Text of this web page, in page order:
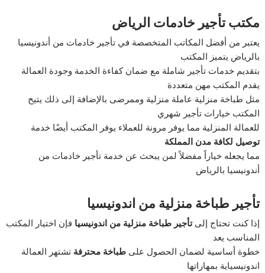
مكتب تأجير خادمات الرياض
يعتبر من أفضل المكاتب المتخصصة في تأجير خادمات من أندونيسيا
بالرياض يتميز المكتب
بتقديم خدمات تأجير شاملة مع ضمان كفاءة الخدمة وجودة العمالة
يقدم المكتب مهن متعددة
مثل طباخة منزلية عاملة منزلية وممرضى بالإضافة إلى ذلك يتيح
المكتب خيارات تأجير شهري
للعمالة المنزلية مما يوفر مرونة للعملاء يوفر المكتب أيضًا خدمة
توصيل لكافة مدن المملكة
مما يجعله خياراً مفضلاً لمن يبحث عن خدمة تأجير خادمات من
أندونيسيا بالرياض
تأجير طباخة منزلية من اندونيسيا
إذا كنت تحتاج إلىتأجير طباخة منزلية من اندونيسيا فإن اختيار المكتب
المناسب يعد
خطوة أساسية لضمان الحصول علىطباخة محترفة تشتهر العمالة
اندونيسياية بمهاراتها